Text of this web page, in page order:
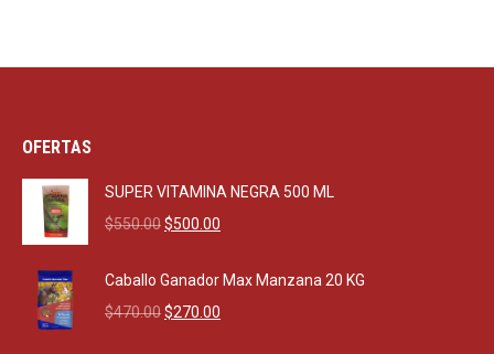
OFERTAS
SUPER VITAMINA NEGRA 500 ML
$550.00Original
was:
$550.00.
$500.00
is:
Caballo Ganador Max Manzana 20 KG
$470.00Original
$270.00